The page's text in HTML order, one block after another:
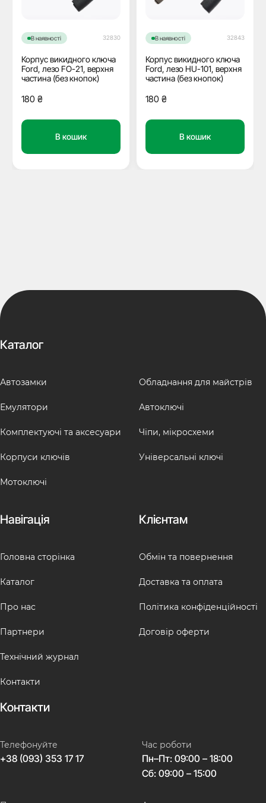
В наявності 32830
Корпус викидного ключа
Ford, лезо FO-21, верхня
частина (без кнопок)
180 ₴
В кошик
В наявності 32843
Корпус викидного ключа
Ford, лезо HU-101, верхня
частина (без кнопок)
180 ₴
В кошик
Каталог
Автозамки
Емулятори
Комплектуючі та аксесуари
Корпуси ключів
Мотоключі
Обладнання для майстрів
Автоключі
Чіпи, мікросхеми
Універсальні ключі
Навігація
Головна сторінка
Каталог
Про нас
Партнери
Технічний журнал
Контакти
Клієнтам
Обмін та повернення
Доставка та оплата
Політика конфіденційності
Договір оферти
Контакти
Телефонуйте
+38 (093) 353 17 17
Час роботи
Пн–Пт: 09:00 – 18:00
Сб: 09:00 – 15:00